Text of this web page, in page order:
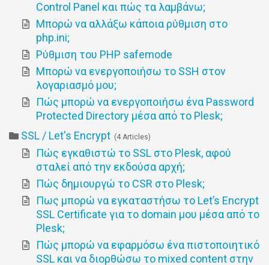
Control Panel και πώς τα λαμβάνω;
Μπορώ να αλλάξω κάποια ρύθμιση στο
php.ini;
Ρύθμιση του PHP safemode
Μπορώ να ενεργοποιήσω το SSH στον
λογαριασμό μου;
Πώς μπορώ να ενεργοποιήσω ένα Password
Protected Directory μέσα από το Plesk;
SSL / Let's Encrypt
4 Articles
Πώς εγκαθιστώ το SSL στο Plesk, αφού
σταλεί από την εκδούσα αρχή;
Πώς δημιουργώ το CSR στο Plesk;
Πως μπορώ να εγκαταστήσω το Let’s Encrypt
SSL Certificate για το domain μου μέσα από το
Plesk;
Πώς μπορώ να εφαρμόσω ένα πιστοποιητικό
SSL και να διορθώσω το mixed content στην